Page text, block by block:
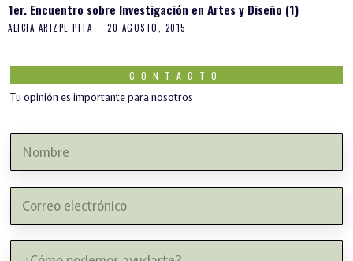
1er. Encuentro sobre Investigación en Artes y Diseño (1)
ALICIA ARIZPE PITA 20 AGOSTO, 2015
CONTACTO
Tu opinión es importante para nosotros